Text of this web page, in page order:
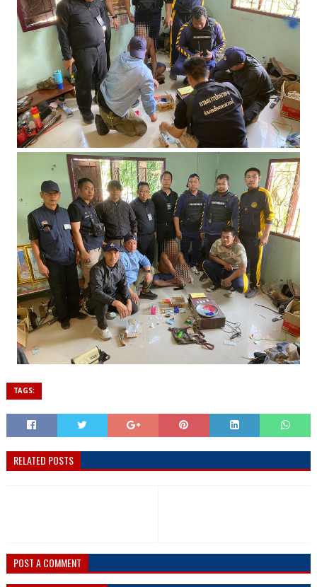
TAGS:
RELATED POSTS
POST A COMMENT